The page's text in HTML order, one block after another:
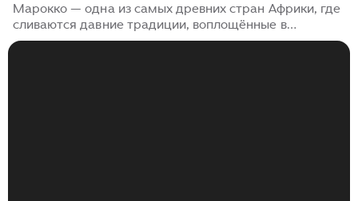
Марокко — одна из самых древних стран Африки, где
сливаются давние традиции, воплощённые в
легендах, и арабская экзотика. Дикие пустыни,